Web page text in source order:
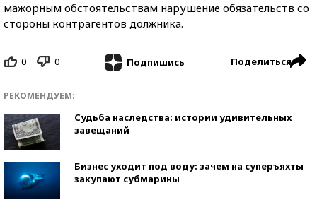
мажорным обстоятельствам нарушение обязательств со
стороны контрагентов должника.
0 0 Подпишись Поделиться
РЕКОМЕНДУЕМ:
Судьба наследства: истории удивительных
завещаний
Бизнес уходит под воду: зачем на суперъяхты
закупают субмарины